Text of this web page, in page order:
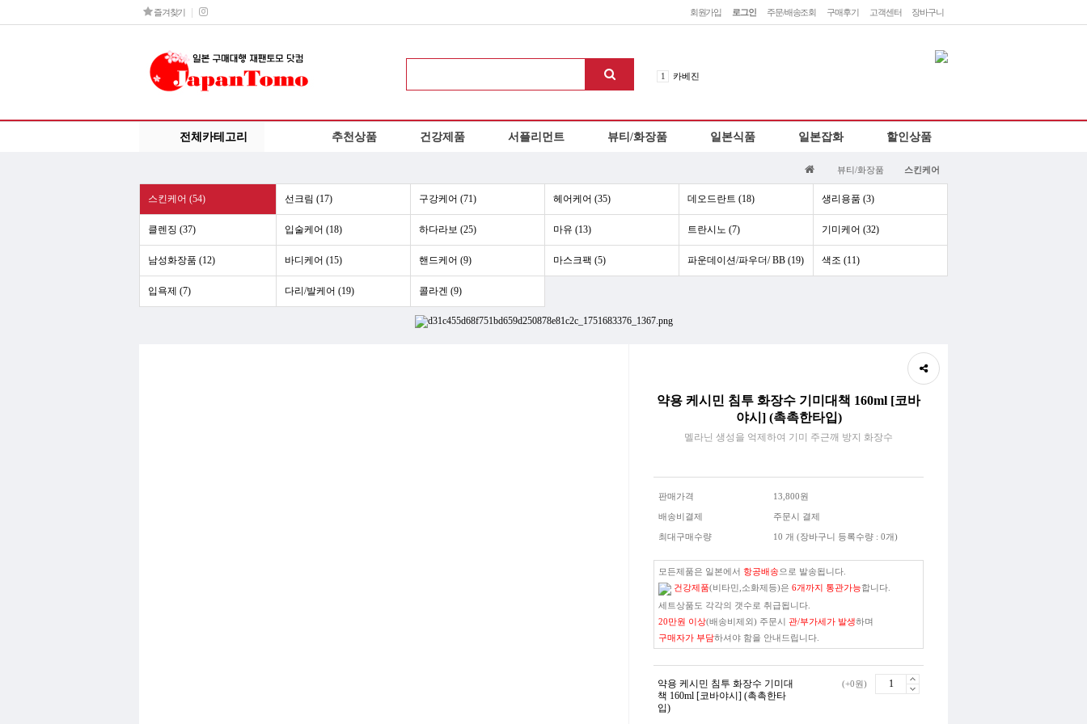
회원가입 로그인 주문/배송조회 구매후기 고객센터 장바구니
즐겨찾기
1 카베진
4 이노치노하하
에비오스
8 칼로리미트
에쿠시부
헤파리제
전체카테고리 추천상품 건강제품 서플리먼트 뷰티/화장품 일본식품 일본잡화 할인상품
뷰티/화장품 스킨케어
스킨케어 (54) 선크림 (17) 구강케어 (71) 헤어케어 (35) 데오드란트 (18) 생리용품 (3)
클렌징 (37) 입술케어 (18) 하다라보 (25) 마유 (13) 트란시노 (7) 기미케어 (32)
남성화장품 (12) 바디케어 (15) 핸드케어 (9) 마스크팩 (5) 파운데이션/파우더/ BB (19) 색조 (11)
입욕제 (7) 다리/발케어 (19) 콜라겐 (9)
약용 케시민 침투 화장수 기미대책 160ml [코바
야시] (촉촉한타입)
멜라닌 생성을 억제하여 기미 주근깨 방지 화장수
판매가격 13,800원
배송비결제 주문시 결제
최대구매수량 10 개 (장바구니 등록수량 : 0개)
모든제품은 일본에서 항공배송으로 발송됩니다.
건강제품(비타민,소화제등)은 6개까지 통관가능합니다.
세트상품도 각각의 갯수로 취급됩니다.
20만원 이상(배송비제외) 주문시 관/부가세가 발생하며
구매자가 부담하셔야 함을 안내드립니다.
약용 케시민 침투 화장수 기미대
책 160ml [코바야시] (촉촉한타
입)
(+0원)